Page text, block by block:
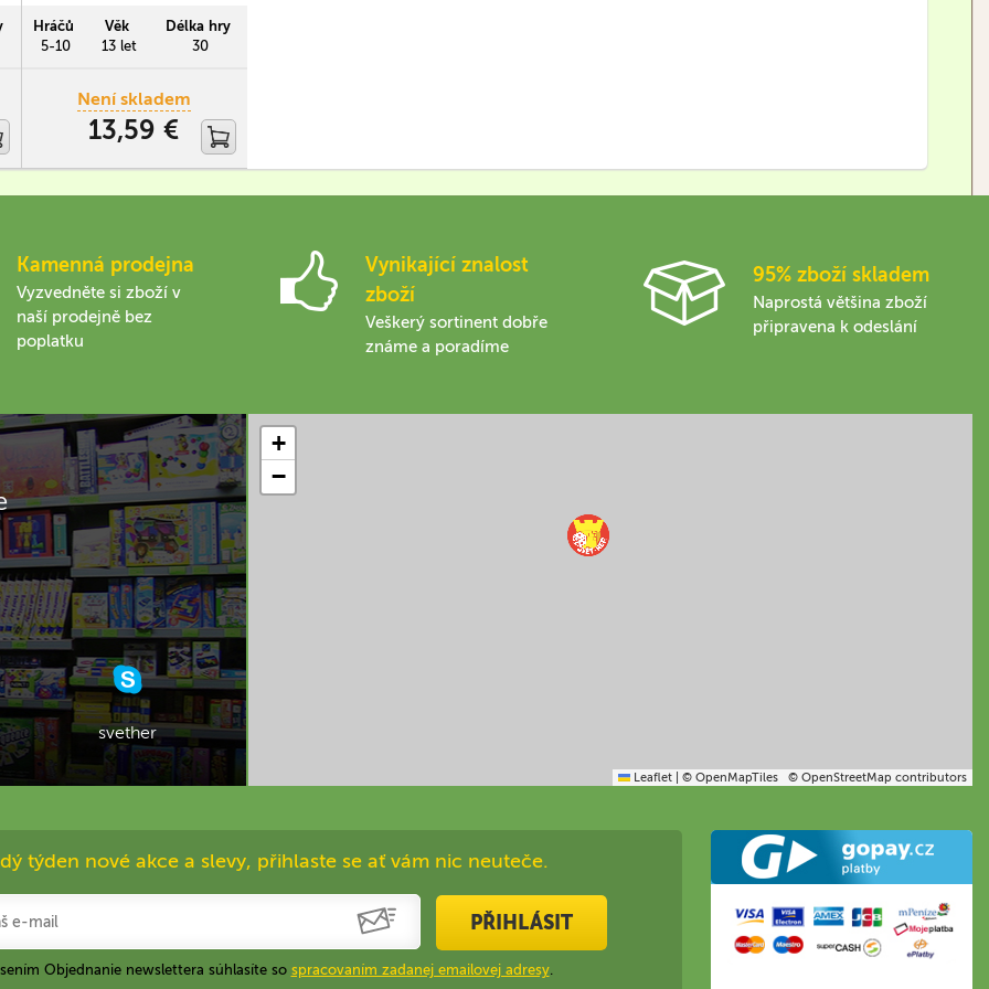
Reverser a Inquisitor).
Obsahuje 34 nových karet a 2
Hráčů
5-10
Věk
13 let
Délka hry
30
Není skladem
13,59 €
Kamenná prodejna
Vyzvedněte si zboží v
naší prodejně bez
poplatku
Vynikající znalost
zboží
Veškerý sortinent dobře
známe a poradíme
95% zboží skladem
Naprostá většina zboží
připravena k odeslání
svether
+
−
Leaflet © OpenMapTiles © OpenStreetMap contributors
týden nové akce a slevy, přihlaste se ať vám nic neuteče.
PŘIHLÁSIT
Objednanie newslettera súhlasíte so spracovaním zadanej emailovej adresy.